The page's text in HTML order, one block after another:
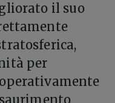
il suo
per